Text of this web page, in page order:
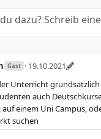
breit aufgestellte
Programme
Grundlagen mit
wie Finanzen,
Logistik, Mode,
dazu? Schreib
Gast · 19.10.2021
Unterricht grundsätzlich
auch
einem Uni Campus,
suchen
5
(M.Sc.)
Real